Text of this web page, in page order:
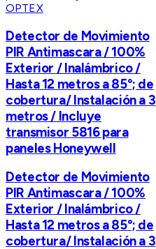
OPTEX
Detector de Movimiento
PIR Antimascara / 100%
Exterior / Inalámbrico /
Hasta 12 metros a 85°; de
cobertura/ Instalación a 3
metros / Incluye
transmisor 5816 para
paneles Honeywell
Detector de Movimiento
PIR Antimascara / 100%
Exterior / Inalámbrico /
Hasta 12 metros a 85°; de
cobertura/ Instalación a 3